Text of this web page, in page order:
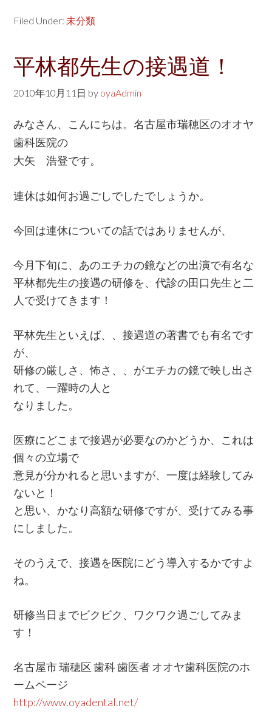
Filed Under: 未分類
平林都先生の接遇道！
2010年10月11日 by oyaAdmin
みなさん、こんにちは。名古屋市瑞穂区のオオヤ
歯科医院の
大矢 浩登です。
連休は如何お過ごしでしたでしょうか。
今回は連休についての話ではありませんが、
今月下旬に、あのエチカの鏡などの出演で有名な
平林都先生の接遇の研修を、代診の田口先生と二
人で受けてきます！
平林先生といえば、、接遇道の著書でも有名です
が、
研修の厳しさ、怖さ、、がエチカの鏡で映し出さ
れて、一躍時の人と
なりました。
医療にどこまで接遇が必要なのかどうか、これは
個々の立場で
意見が分かれると思いますが、一度は経験してみ
ないと！
と思い、かなり高額な研修ですが、受けてみる事
にしました。
そのうえで、接遇を医院にどう導入するかですよ
ね。
研修当日までビクビク、ワクワク過ごしてみま
す！
名古屋市 瑞穂区 歯科 歯医者 オオヤ歯科医院のホ
ームページ
http://www.oyadental.net/